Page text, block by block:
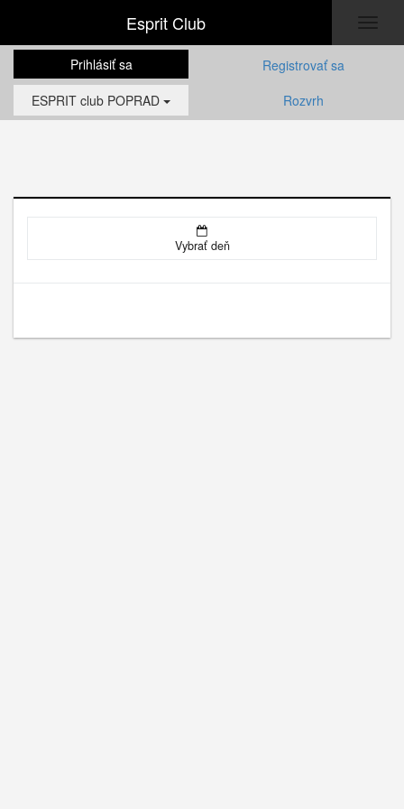
Esprit Club
Prihlásiť sa
Registrovať sa
ESPRIT club POPRAD
Rozvrh
Vybrať deň